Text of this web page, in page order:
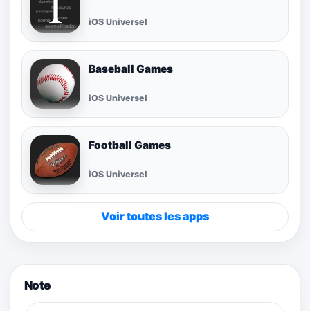
iOS Universel
Baseball Games
iOS Universel
Football Games
iOS Universel
Voir toutes les apps
Note